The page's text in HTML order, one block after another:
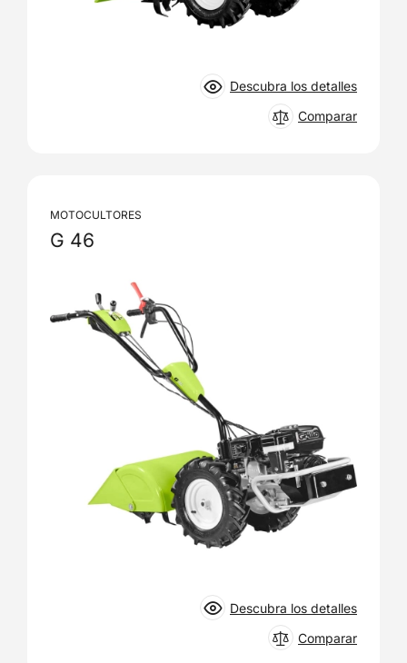
Descubra los detalles
Comparar
MOTOCULTORES
G 46
Descubra los detalles
Comparar